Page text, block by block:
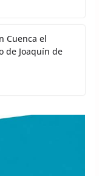
Cuenca el
de Joaquín de